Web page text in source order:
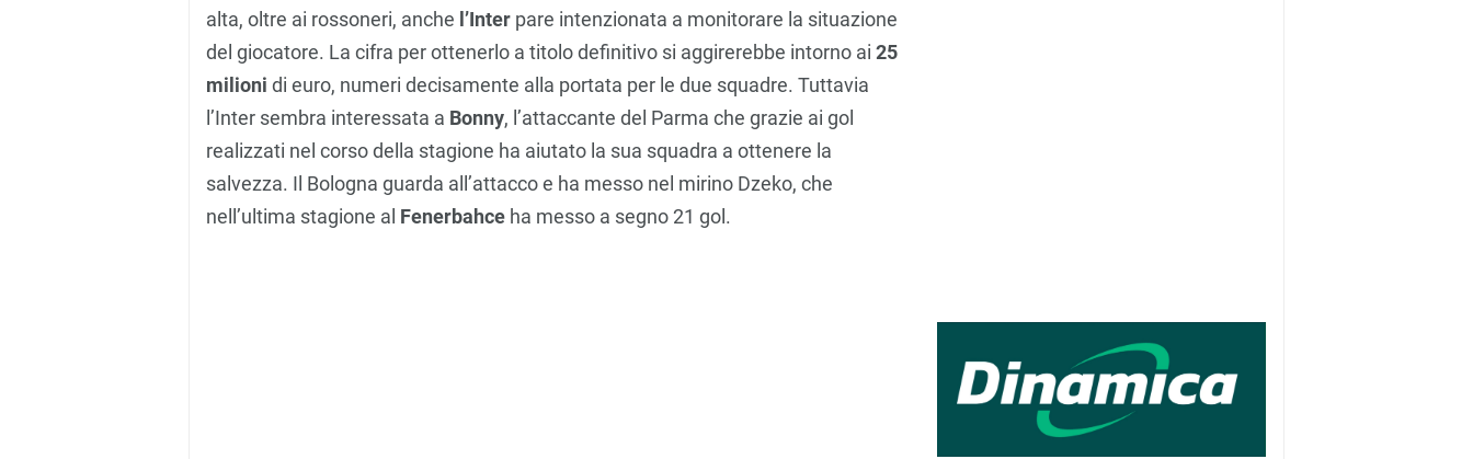
alta, oltre ai rossoneri, anche l’Inter pare intenzionata a monitorare la situazione
del giocatore. La cifra per ottenerlo a titolo definitivo si aggirerebbe intorno ai 25
milioni di euro, numeri decisamente alla portata per le due squadre. Tuttavia
l’Inter sembra interessata a Bonny, l’attaccante del Parma che grazie ai gol
realizzati nel corso della stagione ha aiutato la sua squadra a ottenere la
salvezza. Il Bologna guarda all’attacco e ha messo nel mirino Dzeko, che
nell’ultima stagione al Fenerbahce ha messo a segno 21 gol.